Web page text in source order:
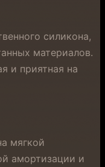
силикона,
материалов.
и приятная на
мягкой
амортизации и